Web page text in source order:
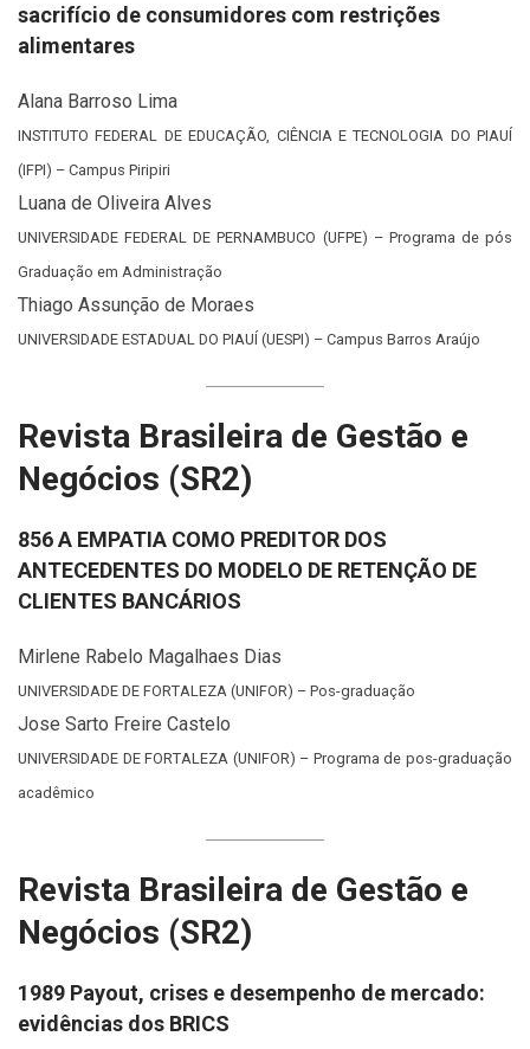
sacrifício de consumidores com restrições
alimentares
Alana Barroso Lima
INSTITUTO FEDERAL DE EDUCAÇÃO, CIÊNCIA E TECNOLOGIA DO PIAUÍ
(IFPI) – Campus Piripiri
Luana de Oliveira Alves
UNIVERSIDADE FEDERAL DE PERNAMBUCO (UFPE) – Programa de pós
Graduação em Administração
Thiago Assunção de Moraes
UNIVERSIDADE ESTADUAL DO PIAUÍ (UESPI) – Campus Barros Araújo
Revista Brasileira de Gestão e
Negócios (SR2)
856 A EMPATIA COMO PREDITOR DOS
ANTECEDENTES DO MODELO DE RETENÇÃO DE
CLIENTES BANCÁRIOS
Mirlene Rabelo Magalhaes Dias
UNIVERSIDADE DE FORTALEZA (UNIFOR) – Pos-graduação
Jose Sarto Freire Castelo
UNIVERSIDADE DE FORTALEZA (UNIFOR) – Programa de pos-graduação
acadêmico
Revista Brasileira de Gestão e
Negócios (SR2)
1989 Payout, crises e desempenho de mercado:
evidências dos BRICS